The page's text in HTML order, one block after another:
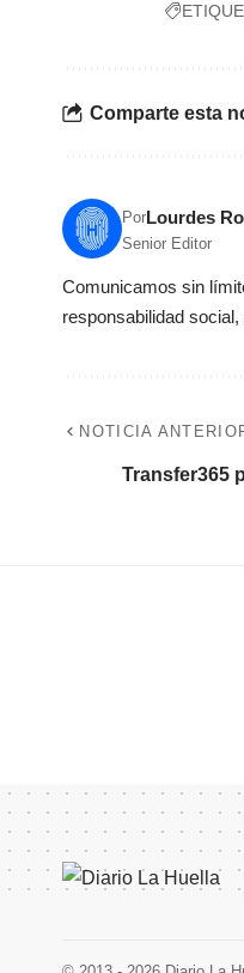
Comparte esta
PorLourdes
Senior Editor
Comunicamos sin
responsabilidad
NOTICIA
Transfer365